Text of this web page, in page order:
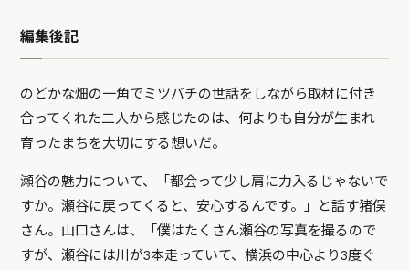
編集後記
のどかな畑の一角でミツバチの世話をしながら取材に付き
合ってくれた二人から感じたのは、何よりも自分が生まれ
育ったまちを大切にする想いだ。
瀬谷の魅力について、「都会って少し肩に力入るじゃないで
すか。瀬谷に戻ってくると、安心するんです。」と話す猪俣
さん。山口さんは、「僕はたくさん瀬谷の写真を撮るので
すが、瀬谷には川が3本走っていて、横浜の中心より3度ぐ